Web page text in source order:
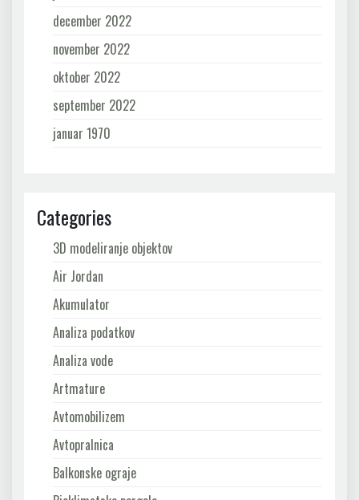
december 2022
november 2022
oktober 2022
september 2022
januar 1970
Categories
3D modeliranje objektov
Air Jordan
Akumulator
Analiza podatkov
Analiza vode
Artmature
Avtomobilizem
Avtopralnica
Balkonske ograje